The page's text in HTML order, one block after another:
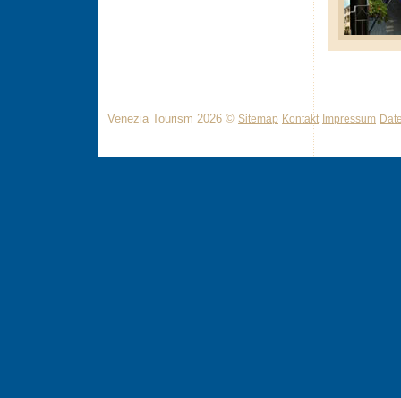
Venezia Tourism 2026 © Sitemap Kontakt Impressum